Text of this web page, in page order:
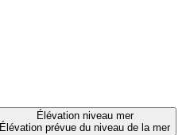
Élévation niveau mer
Élévation prévue du niveau de la mer